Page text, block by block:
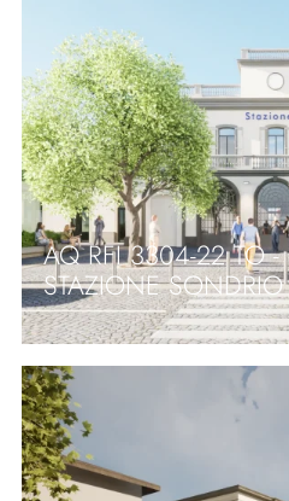
AQ RFI 3304-22 TO -
STAZIONE SONDRIO